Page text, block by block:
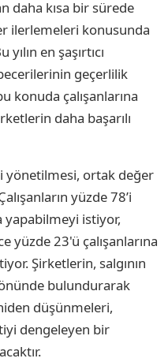
daha kısa bir sürede
ilerlemeleri konusunda
en şaşırtıcı
geçerlilik
konuda çalışanlarına
daha başarılı
yönetilmesi, ortak değer
yüzde 78’i
yapabilmeyi istiyor,
yüzde 23'ü çalışanlarına
Şirketlerin, salgının
önünde bulundurarak
düşünmeleri,
dengeleyen bir